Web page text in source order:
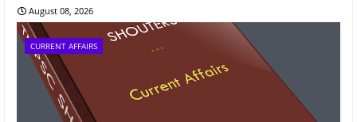
August 08, 2026
CURRENT AFFAIRS